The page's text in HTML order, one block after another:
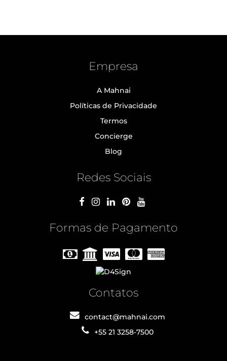
Empresa
A Mahnai
Políticas de Privacidade
Termos
Concierge
Blog
Redes Sociais
Formas de Pagamento
Contatos
contact@mahnai.com
+55 21 3258-7500